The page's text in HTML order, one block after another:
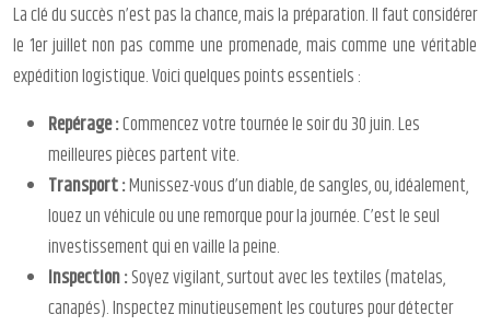
La clé du succès n’est pas la chance, mais la préparation. Il faut considérer
le 1er juillet non pas comme une promenade, mais comme une véritable
expédition logistique. Voici quelques points essentiels :
Repérage :Commencez votre tournée le soir du 30 juin. Les
meilleures pièces partent vite.
Transport :Munissez-vous d’un diable, de sangles, ou, idéalement,
louez un véhicule ou une remorque pour la journée. C’est le seul
investissement qui en vaille la peine.
Inspection :Soyez vigilant, surtout avec les textiles (matelas,
canapés). Inspectez minutieusement les coutures pour détecter